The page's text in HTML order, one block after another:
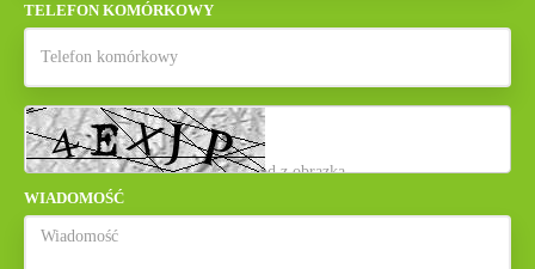
TELEFON KOMÓRKOWY
WIADOMOŚĆ